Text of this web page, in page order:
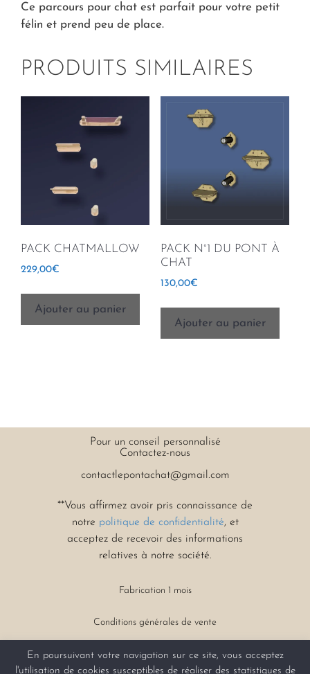
Ce parcours pour chat est parfait pour votre petit
félin et prend peu de place.
PRODUITS SIMILAIRES
PACK CHATMALLOW
229,00€
Ajouter au panier
PACK N°1 DU PONT À
CHAT
130,00€
Ajouter au panier
Pour un conseil personnalisé
Contactez-nous
contactlepontachat@gmail.com
**Vous affirmez avoir pris connaissance de
notre politique de confidentialité, et
acceptez de recevoir des informations
relatives à notre société.
Fabrication 1 mois
Conditions générales de vente
En poursuivant votre navigation sur ce site, vous acceptez
l'utilisation de cookies susceptibles de réaliser des statistiques de